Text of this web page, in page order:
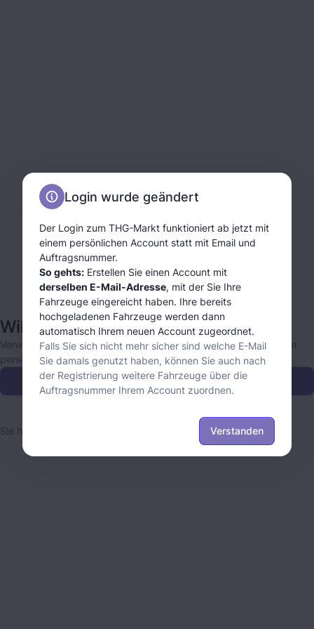
Willkommen
Verwalten Sie Ihre THG-Quotenanträge und Ladepunkte in Ihrem
persönlichen Account.
Account erstellen
Sie haben Fragen?
Login wurde geändert
Der Login zum THG-Markt funktioniert ab jetzt mit
einem persönlichen Account statt mit Email und
Auftragsnummer.
So gehts: Erstellen Sie einen Account mit
derselben E-Mail-Adresse, mit der Sie Ihre
Fahrzeuge eingereicht haben. Ihre bereits
hochgeladenen Fahrzeuge werden dann
automatisch Ihrem neuen Account zugeordnet.
Falls Sie sich nicht mehr sicher sind welche E-Mail
Sie damals genutzt haben, können Sie auch nach
der Registrierung weitere Fahrzeuge über die
Auftragsnummer Ihrem Account zuordnen.
Verstanden